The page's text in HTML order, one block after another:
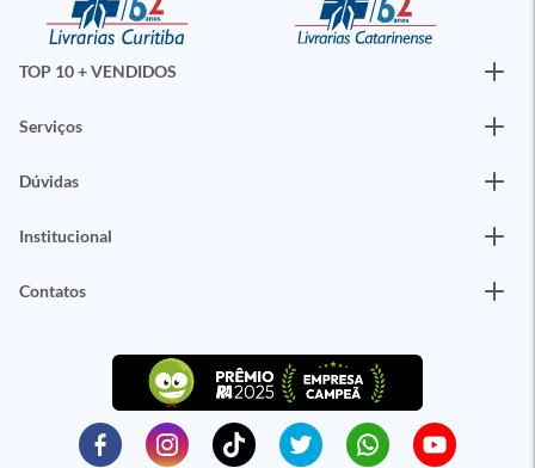
TOP 10 + VENDIDOS
Serviços
Dúvidas
Institucional
Contatos